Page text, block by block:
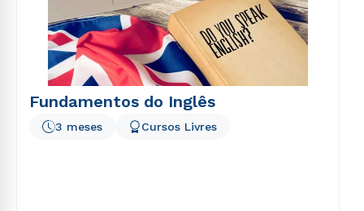
Fundamentos do Inglês
3 meses Cursos Livres